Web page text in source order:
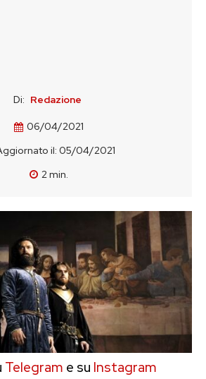
Di: Redazione
06/04/2021
il: 05/04/2021
2min.
Telegram e su Instagram